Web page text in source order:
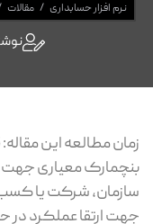
نرم افزار حسابداری / مقالات
زمان مطالعه این مقاله:
بنچمارک معیاری
سازمان، شرکت یا کسب
جهت ارتقا عملکرد